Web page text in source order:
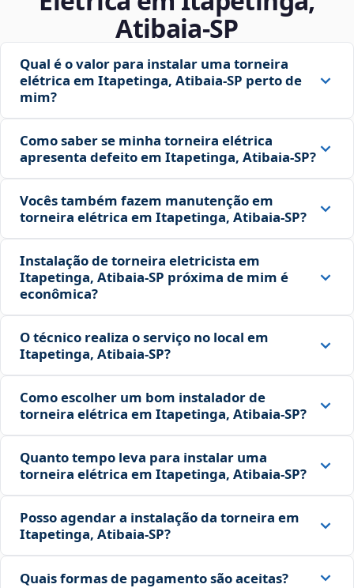
Atibaia‑SP
Qual é o valor para instalar uma torneira
elétrica em Itapetinga, Atibaia‑SP perto de
mim?
Como saber se minha torneira elétrica
apresenta defeito em Itapetinga, Atibaia‑SP?
Vocês também fazem manutenção em
torneira elétrica em Itapetinga, Atibaia‑SP?
Instalação de torneira eletricista em
Itapetinga, Atibaia‑SP próxima de mim é
econômica?
O técnico realiza o serviço no local em
Itapetinga, Atibaia‑SP?
Como escolher um bom instalador de
torneira elétrica em Itapetinga, Atibaia‑SP?
Quanto tempo leva para instalar uma
torneira elétrica em Itapetinga, Atibaia‑SP?
Posso agendar a instalação da torneira em
Itapetinga, Atibaia‑SP?
Quais formas de pagamento são aceitas?